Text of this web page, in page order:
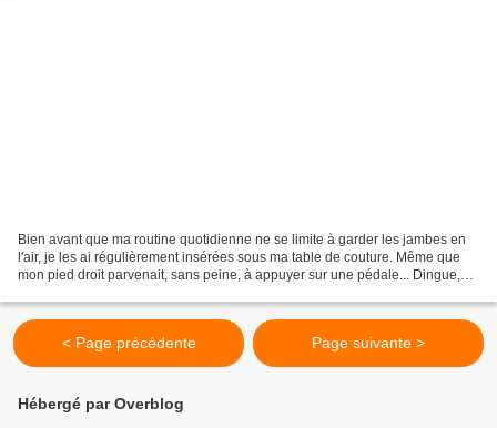
Bien avant que ma routine quotidienne ne se limite à garder les jambes en
l'air, je les ai régulièrement insérées sous ma table de couture. Même que
mon pied droit parvenait, sans peine, à appuyer sur une pédale... Dingue,
< Page précédente Page suivante >
Hébergé par Overblog